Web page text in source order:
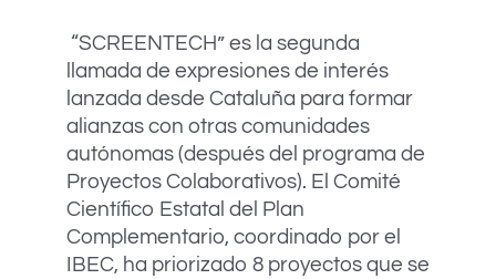
“SCREENTECH” es la segunda
llamada de expresiones de interés
lanzada desde Cataluña para formar
alianzas con otras comunidades
autónomas (después del programa de
Proyectos Colaborativos). El Comité
Científico Estatal del Plan
Complementario, coordinado por el
IBEC, ha priorizado 8 proyectos que se